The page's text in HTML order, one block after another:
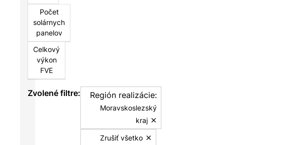
Počet
solárnych
panelov
Celkový
výkon
FVE
Zvolené filtre: Región realizácie:
Moravskoslezský
kraj ⨯
Zrušiť všetko ⨯